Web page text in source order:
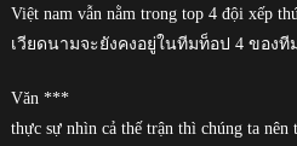
Việt nam vẫn nằm trong top 4 đội xếp
เวียดนามจะยังคงอยู่ในทีมท็อป 4 ของ
Văn ***
thực sự nhìn cả thế trận thì chúng ta